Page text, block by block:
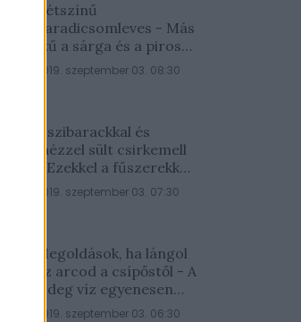
Kétszínű
paradicsomleves - Más
ízű a sárga és a piros
rész
2019. szeptember 03. 08:30
Őszibarackkal és
mézzel sült csirkemell
- Ezekkel a fűszerekkel
lesz a legfinomabb
2019. szeptember 03. 07:30
Megoldások, ha lángol
az arcod a csípőstől - A
hideg víz egyenesen
rossz ötlet
2019. szeptember 03. 06:30